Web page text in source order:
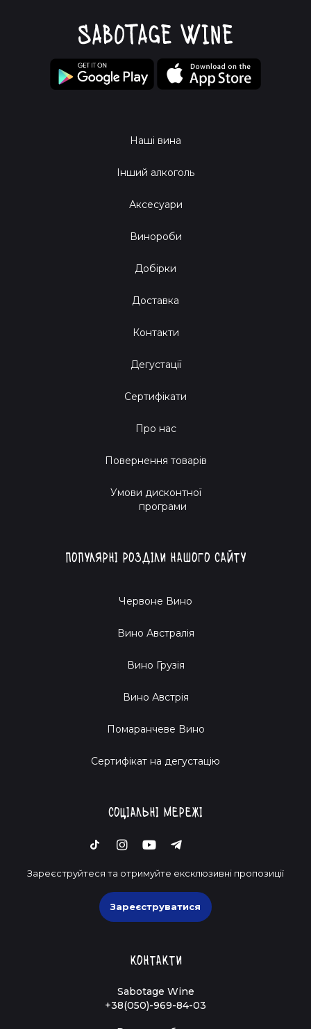
Наші вина
Інший алкоголь
Аксесуари
Винороби
Добірки
Доставка
Контакти
Дегустації
Сертифікати
Про нас
Повернення товарів
Умови дисконтної
програми
Популярні розділи нашого сайту
Червоне Вино
Вино Австралія
Вино Грузія
Вино Австрія
Помаранчеве Вино
Cертифікат на дегустацію
Соціальні мережі
Зареєструйтеся та отримуйте ексклюзивні пропозиції
Зареєструватися
Контакти
Sabotage Wine
+38(050)-969-84-03